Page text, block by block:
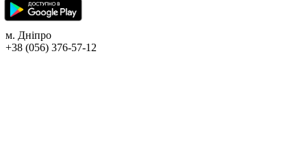
м. Дніпро
+38 (056) 376-57-12